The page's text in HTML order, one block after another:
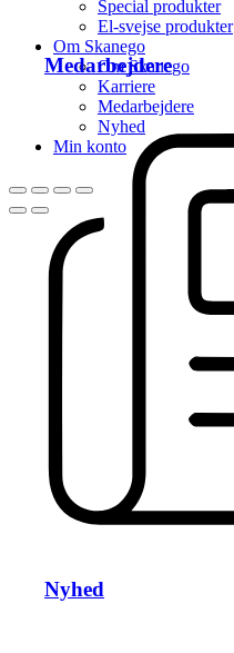
Medarbejdere
Nyhed
Special produkter
El-svejse produkter
Om Skanego
Om Skanego
Karriere
Medarbejdere
Nyhed
Min konto